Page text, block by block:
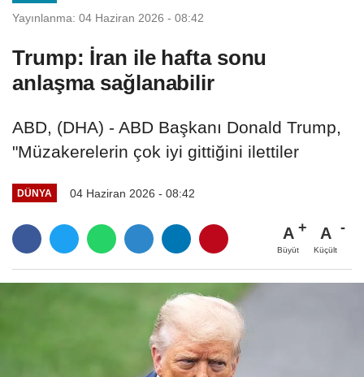
Yayınlanma: 04 Haziran 2026 - 08:42
Trump: İran ile hafta sonu
anlaşma sağlanabilir
ABD, (DHA) - ABD Başkanı Donald Trump,
"Müzakerelerin çok iyi gittiğini ilettiler
DÜNYA 04 Haziran 2026 - 08:42
A
Büyüt
A
Küçült